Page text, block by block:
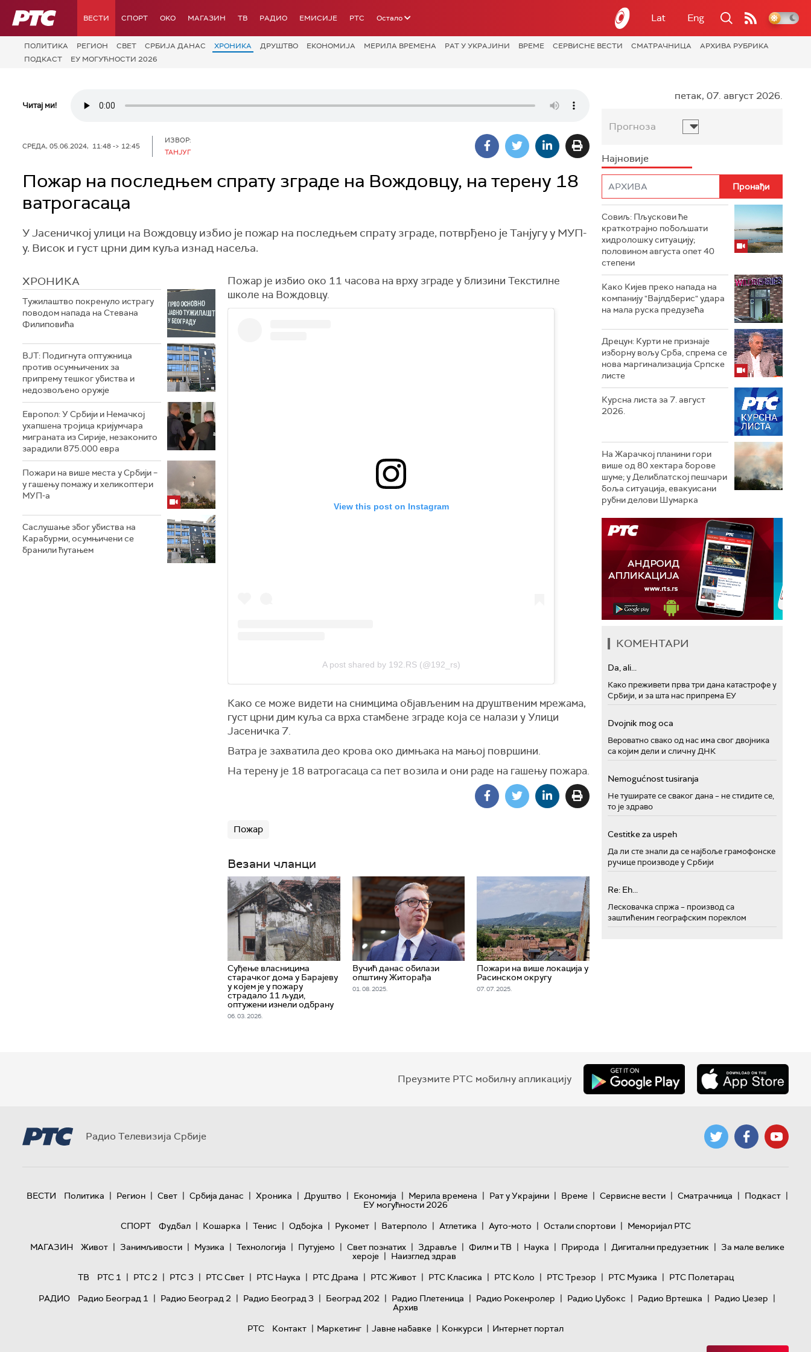
РТС ВЕСТИ СПОРТ OKO МАГАЗИН ТВ РАДИО ЕМИСИЈЕ РТС Остало Lat Eng
ПОЛИТИКА РЕГИОН СВЕТ СРБИЈА ДАНАС ХРОНИКА ДРУШТВО ЕКОНОМИЈА МЕРИЛА ВРЕМЕНА РАТ У УКРАЈИНИ ВРЕМЕ СЕРВИСНЕ ВЕСТИ СМАТРАЧНИЦА
АРХИВА РУБРИКА
ПОДКАСТ
ЕУ МОГУЋНОСТИ 2026
Читај ми!
СРЕДА, 05.06.2024, 11:48 -> 12:45
ИЗВОР:
ТАНЈУГ
Пожар на последњем спрату зграде на Вождовцу, на терену 18
ватрогасаца
У Јасеничкој улици на Вождовцу избио је пожар на последњем спрату зграде, потврђено је Танјугу у МУП-
у. Висок и густ црни дим куља изнад насеља.
ХРОНИКА
Тужилаштво покренуло истрагу
поводом напада на Стевана
Филиповића
ВЈТ: Подигнута оптужница
против осумњичених за
припрему тешког убиства и
недозвољено оружје
Европол: У Србији и Немачкој
ухапшена тројица кријумчара
миграната из Сирије, незаконито
зарадили 875.000 евра
Пожари на више места у Србији –
у гашењу помажу и хеликоптери
МУП-а
Саслушање због убиства на
Карабурми, осумњичени се
бранили ћутањем
Пожар је избио око 11 часова на врху зграде у близини Текстилне
школе на Вождовцу.
View this post on Instagram
A post shared by 192.RS (@192_rs)
Како се може видети на снимцима објављеним на друштвеним мрежама,
густ црни дим куља са врха стамбене зграде која се налази у Улици
Јасеничка 7.
Ватра је захватила део крова око димњака на мањој површини.
На терену је 18 ватрогасаца са пет возила и они раде на гашењу пожара.
Пожар
Везани чланци
Суђење власницима
старачког дома у Барајеву
у којем је у пожару
страдало 11 људи,
оптужени изнели одбрану
06. 03. 2026.
Вучић данас обилази
општину Житорађа
01. 08. 2025.
Пожари на више локација у
Расинском округу
07. 07. 2025.
петак, 07. август 2026.
Прогноза
Најновије
Совиљ: Пљускови ће
краткотрајно побољшати
хидролошку ситуацију;
половином августа опет 40
степени
Како Кијев преко напада на
компанију "Вајлдберис" удара
на мала руска предузећа
Дрецун: Курти не признаје
изборну вољу Срба, спрема се
нова маргинализација Српске
листе
Курсна листа за 7. август
2026.
На Жарачкој планини гори
више од 80 хектара борове
шуме; у Делиблатској пешчари
боља ситуација, евакуисани
рубни делови Шумарка
КОМЕНТАРИ
Da, ali...
Како преживети прва три дана катастрофе у
Србији, и за шта нас припрема ЕУ
Dvojnik mog oca
Вероватно свако од нас има свог двојника
са којим дели и сличну ДНК
Nemogućnost tusiranja
Не туширате се сваког дана – не стидите се,
то је здраво
Cestitke za uspeh
Да ли сте знали да се најбоље грамофонске
ручице производе у Србији
Re: Eh...
Лесковачка спржа – производ са
заштићеним географским пореклом
Преузмите РТС мобилну апликацију
Радио Телевизија Србије
ВЕСТИ Политика | Регион | Свет | Србија данас | Хроника | Друштво | Економија | Мерила времена | Рат у Украјини | Време | Сервисне вести | Сматрачница | Подкаст |
ЕУ могућности 2026
СПОРТ
Фудбал | Кошарка | Тенис | Одбојка | Рукомет | Ватерполо | Атлетика | Ауто-мото | Остали спортови | Меморијал РТС
МАГАЗИН
Живот | Занимљивости | Музика | Технологијa | Путујемо | Свет познатих | Здравље | Филм и ТВ | Наука | Природа | Дигитални предузетник | За мале велике
хероје | Наизглед здрав
ТВ
РТС 1 | РТС 2 | РТС 3 | РТС Свет | РТС Наука | РТС Драма | РТС Живот | РТС Класика | РТС Коло | РТС Трезор | РТС Музика | РТС Полетарац
РАДИО
Радио Београд 1 | Радио Београд 2 | Радио Београд 3 | Београд 202 | Радио Плетеница | Радио Рокенролер | Радио Џубокс | Радио Вртешка | Радио Џезер |
Архив
РТС
Контакт | Маркетинг | Јавне набавке | Конкурси | Интернет портал